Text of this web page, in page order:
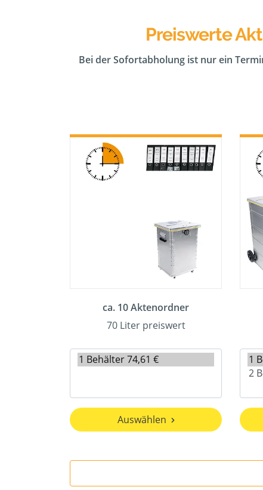
Preiswerte
Bei der Sofortabholung ist nur ein
ca. 10 Aktenordner
70 Liter preiswert
Auswählen